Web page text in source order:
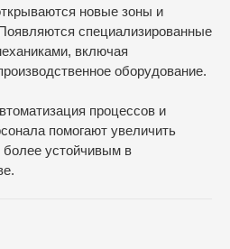
новые зоны и
специализированные
включая
оборудование.
процессов и
помогают увеличить
более устойчивым в